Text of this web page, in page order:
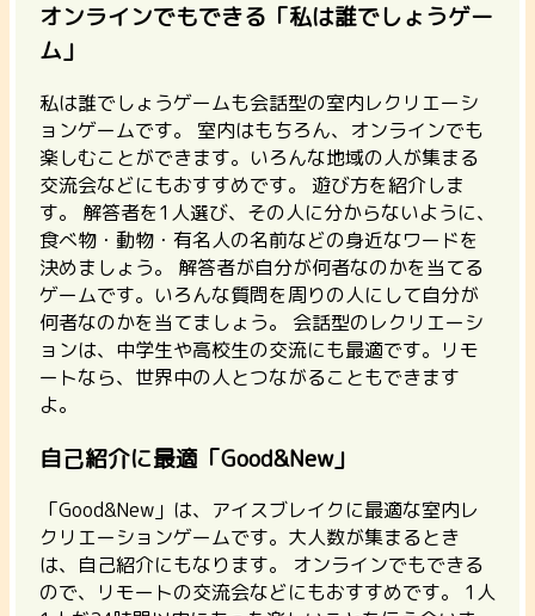
オンラインでもできる「私は誰でしょうゲー
ム」
私は誰でしょうゲームも会話型の室内レクリエーシ
ョンゲームです。 室内はもちろん、オンラインでも
楽しむことができます。 いろんな地域の人が集まる
交流会などにもおすすめです。 遊び方を紹介しま
す。 解答者を1人選び、その人に分からないように、
食べ物・動物・有名人の名前などの身近なワードを
決めましょう。 解答者が自分が何者なのかを当てる
ゲームです。いろんな質問を周りの人にして自分が
何者なのかを当てましょう。 会話型のレクリエーシ
ョンは、中学生や高校生の交流にも最適です。リモ
ートなら、世界中の人とつながることもできます
よ。
自己紹介に最適「Good&New」
「Good&New」は、アイスブレイクに最適な室内レ
クリエーションゲームです。大人数が集まるとき
は、自己紹介にもなります。 オンラインでもできる
ので、リモートの交流会などにもおすすめです。
1人